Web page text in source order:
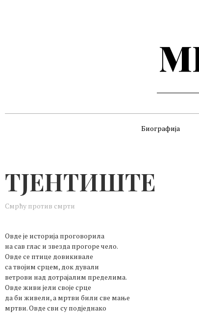
Биографија
ТЈЕНТИШТЕ
Смрћу против смрти
Овде је историја проговорила
на сав глас и звезда прогоре чело.
Овде се птице довикивале
са твојим срцем, док дували
ветрови над дотрајалим пределима.
Овде живи јели своје срце
да би живели, а мртви били све мање
мртви. Овде сви су подједнако